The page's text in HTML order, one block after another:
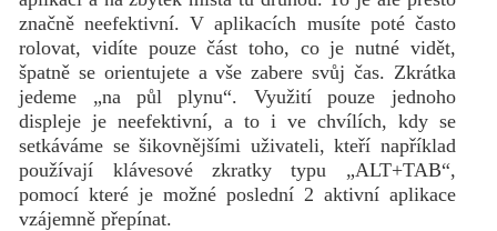
značně neefektivní. V aplikacích musíte poté často
rolovat, vidíte pouze část toho, co je nutné vidět,
špatně se orientujete a vše zabere svůj čas. Zkrátka
jedeme „na půl plynu“. Využití pouze jednoho
displeje je neefektivní, a to i ve chvílích, kdy se
setkáváme se šikovnějšími uživateli, kteří například
používají klávesové zkratky typu „ALT+TAB“,
pomocí které je možné poslední 2 aktivní aplikace
vzájemně přepínat.